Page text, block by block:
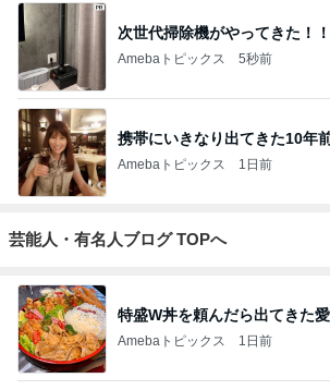
次世代掃除機がやってきた！！
Amebaトピックス 5秒前
携帯にいきなり出てきた10年
Amebaトピックス 1日前
芸能人・有名人ブログ TOPへ
特盛W丼を頼んだら出てきた
Amebaトピックス 1日前